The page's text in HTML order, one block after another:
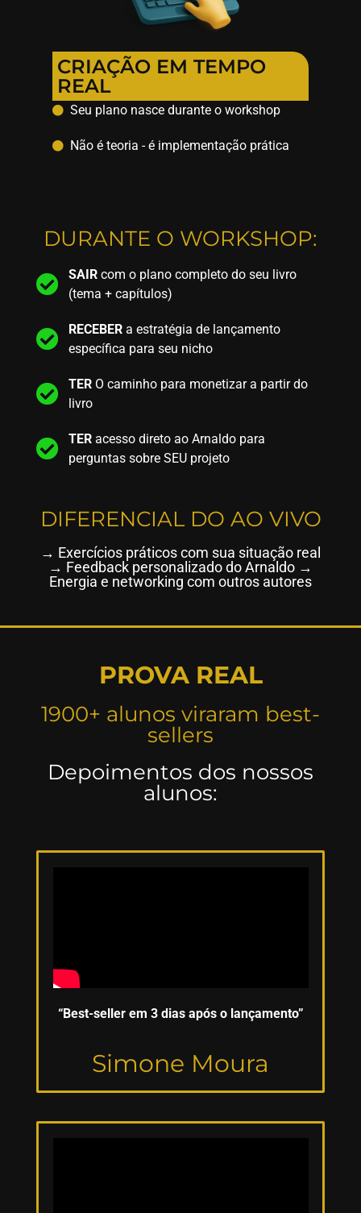
CRIAÇÃO EM TEMPO
REAL
Seu plano nasce durante o workshop
Não é teoria - é implementação prática
DURANTE O WORKSHOP:
SAIRcom o plano completo do seu livro
(tema + capítulos)
RECEBERa estratégia de lançamento
específica para seu nicho
TERO caminho para monetizar a partir do
livro
TERacesso direto ao Arnaldo para
perguntas sobre SEU projeto
DIFERENCIAL DO AO VIVO
→ Exercícios práticos com sua situação real
→ Feedback personalizado do Arnaldo →
Energia e networking com outros autores
PROVA REAL
1900+ alunos viraram best-
sellers
Depoimentos dos nossos
alunos:
“Best-seller em 3 dias após o lançamento”
Simone Moura